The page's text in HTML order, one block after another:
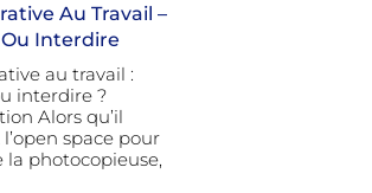
Au Travail –
Interdire
au travail :
interdire ?
Alors qu’il
space pour
la photocopieuse,